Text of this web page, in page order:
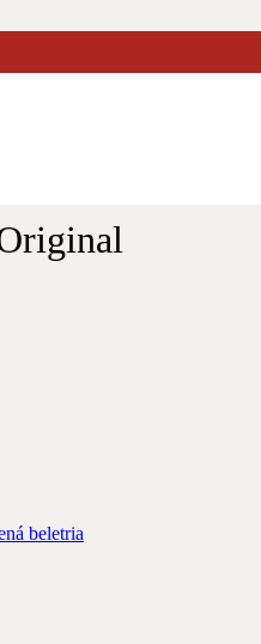
beletria